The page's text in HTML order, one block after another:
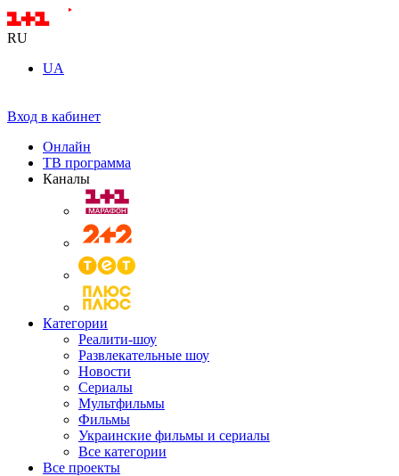
RU
UA
Вход в кабинет
Онлайн
ТВ программа
Каналы
Категории
Реалити-шоу
Развлекательные шоу
Новости
Сериалы
Мультфильмы
Фильмы
Украинские фильмы и сериалы
Все категории
Все проекты